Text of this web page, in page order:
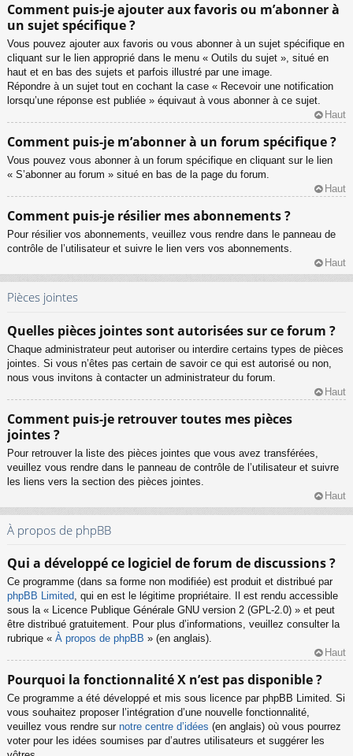
Comment puis-je ajouter aux favoris ou m’abonner à
un sujet spécifique ?
Vous pouvez ajouter aux favoris ou vous abonner à un sujet spécifique en
cliquant sur le lien approprié dans le menu « Outils du sujet », situé en
haut et en bas des sujets et parfois illustré par une image.
Répondre à un sujet tout en cochant la case « Recevoir une notification
lorsqu’une réponse est publiée » équivaut à vous abonner à ce sujet.
Haut
Comment puis-je m’abonner à un forum spécifique ?
Vous pouvez vous abonner à un forum spécifique en cliquant sur le lien
« S’abonner au forum » situé en bas de la page du forum.
Haut
Comment puis-je résilier mes abonnements ?
Pour résilier vos abonnements, veuillez vous rendre dans le panneau de
contrôle de l’utilisateur et suivre le lien vers vos abonnements.
Haut
Pièces jointes
Quelles pièces jointes sont autorisées sur ce forum ?
Chaque administrateur peut autoriser ou interdire certains types de pièces
jointes. Si vous n’êtes pas certain de savoir ce qui est autorisé ou non,
nous vous invitons à contacter un administrateur du forum.
Haut
Comment puis-je retrouver toutes mes pièces
jointes ?
Pour retrouver la liste des pièces jointes que vous avez transférées,
veuillez vous rendre dans le panneau de contrôle de l’utilisateur et suivre
les liens vers la section des pièces jointes.
Haut
À propos de phpBB
Qui a développé ce logiciel de forum de discussions ?
Ce programme (dans sa forme non modifiée) est produit et distribué par
phpBB Limited, qui en est le légitime propriétaire. Il est rendu accessible
sous la « Licence Publique Générale GNU version 2 (GPL-2.0) » et peut
être distribué gratuitement. Pour plus d’informations, veuillez consulter la
rubrique « À propos de phpBB » (en anglais).
Haut
Pourquoi la fonctionnalité X n’est pas disponible ?
Ce programme a été développé et mis sous licence par phpBB Limited. Si
vous souhaitez proposer l’intégration d’une nouvelle fonctionnalité,
veuillez vous rendre sur notre centre d’idées (en anglais) où vous pourrez
voter pour les idées soumises par d’autres utilisateurs et suggérer les